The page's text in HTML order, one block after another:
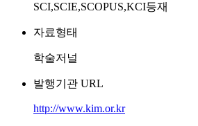
SCI,SCIE,SCOPUS,KCI등재
자료형태
학술저널
발행기관 URL
http://www.kim.or.kr